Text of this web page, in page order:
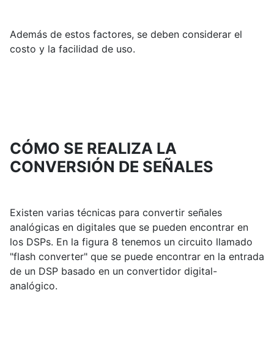
Además de estos factores, se deben considerar el
costo y la facilidad de uso.
CÓMO SE REALIZA LA
CONVERSIÓN DE SEÑALES
Existen varias técnicas para convertir señales
analógicas en digitales que se pueden encontrar en
los DSPs. En la figura 8 tenemos un circuito llamado
"flash converter" que se puede encontrar en la entrada
de un DSP basado en un convertidor digital-
analógico.